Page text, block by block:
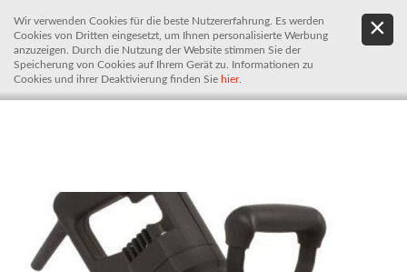
Wir verwenden Cookies für die beste Nutzererfahrung. Es werden
Cookies von Dritten eingesetzt, um Ihnen personalisierte Werbung
anzuzeigen. Durch die Nutzung der Website stimmen Sie der
Speicherung von Cookies auf Ihrem Gerät zu. Informationen zu
Cookies und ihrer Deaktivierung finden Sie hier.
De.It